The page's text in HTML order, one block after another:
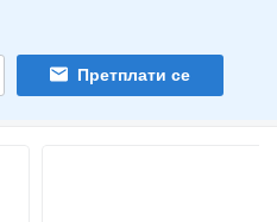
Претплати се